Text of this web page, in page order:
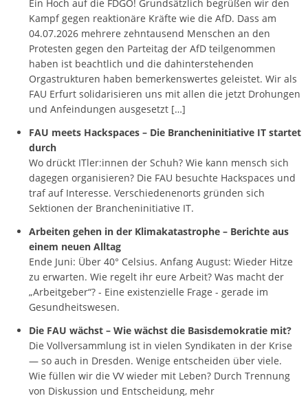
Ein Hoch auf die FDGO! Grundsätzlich begrüßen wir den
Kampf gegen reaktionäre Kräfte wie die AfD. Dass am
04.07.2026 mehrere zehntausend Menschen an den
Protesten gegen den Parteitag der AfD teilgenommen
haben ist beachtlich und die dahinterstehenden
Orgastrukturen haben bemerkenswertes geleistet. Wir als
FAU Erfurt solidarisieren uns mit allen die jetzt Drohungen
und Anfeindungen ausgesetzt […]
FAU meets Hackspaces – Die Brancheninitiative IT startet
durch
Wo drückt ITler:innen der Schuh? Wie kann mensch sich
dagegen organisieren? Die FAU besuchte Hackspaces und
traf auf Interesse. Verschiedenenorts gründen sich
Sektionen der Brancheninitiative IT.
Arbeiten gehen in der Klimakatastrophe – Berichte aus
einem neuen Alltag
Ende Juni: Über 40° Celsius. Anfang August: Wieder Hitze
zu erwarten. Wie regelt ihr eure Arbeit? Was macht der
„Arbeitgeber“? - Eine existenzielle Frage - gerade im
Gesundheitswesen.
Die FAU wächst – Wie wächst die Basisdemokratie mit?
Die Vollversammlung ist in vielen Syndikaten in der Krise
— so auch in Dresden. Wenige entscheiden über viele.
Wie füllen wir die VV wieder mit Leben? Durch Trennung
von Diskussion und Entscheidung, mehr